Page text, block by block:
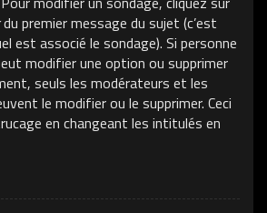
du premier message du sujet (c’est
est associé le sondage). Si personne
modifier une option ou supprimer
seuls les modérateurs et les
le modifier ou le supprimer. Ceci
en changeant les intitulés en